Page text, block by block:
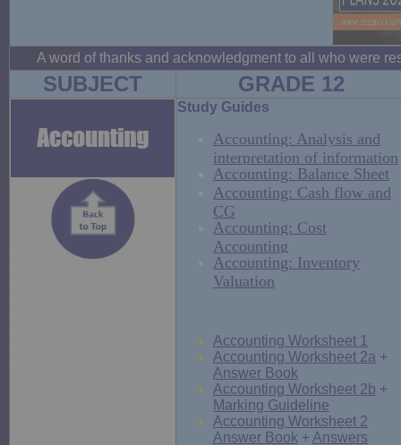
A word of thanks and acknowledgment to all who were
SUBJECT GRADE 12
Study Guides
Accounting: Analysis and
interpretation of information
Accounting: Balance Sheet
Accounting: Cash flow and
CG
Accounting: Cost
Accounting
Accounting: Inventory
Valuation
Accounting Worksheet 1
Accounting Worksheet 2a +
Answer Book
Accounting Worksheet 2b +
Marking Guideline
Accounting Worksheet 2
Answer Book + Answers